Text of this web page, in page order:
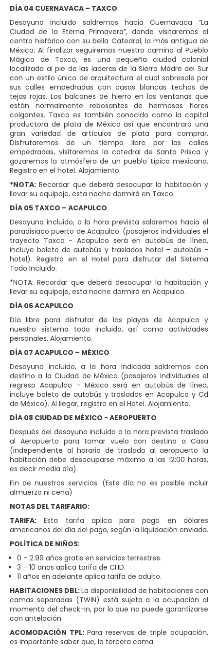
DÍA 04 CUERNAVACA – TAXCO
Desayuno incluido saldremos hacia Cuernavaca “La
Ciudad de la Eterna Primavera”, donde visitaremos el
centro histórico con su bella Catedral, la más antigua de
México; Al finalizar seguiremos nuestro camino al Pueblo
Mágico de Taxco, es una pequeña ciudad colonial
localizada al pie de las laderas de la Sierra Madre del Sur
con un estilo único de arquitectura el cual sobresale por
sus calles empedradas con casas blancas techos de
tejas rojas. Los balcones de hierro en las ventanas que
están normalmente rebosantes de hermosas flores
colgantes. Taxco es también conocido como la capital
productora de plata de México así que encontrará una
gran variedad de artículos de plata para comprar.
Disfrutaremos de un tiempo libre por las calles
empedradas, visitaremos la catedral de Santa Prisca y
gozaremos la atmósfera de un pueblo típico mexicano.
Registro en el hotel. Alojamiento.
*NOTA: Recordar que deberá desocupar la habitación y
llevar su equipaje, esta noche dormirá en Taxco.
DÍA 05 TAXCO – ACAPULCO
Desayuno incluido, a la hora prevista saldremos hacia el
paradisiaco puerto de Acapulco. (pasajeros individuales el
trayecto Taxco - Acapulco será en autobús de línea,
incluye boleto de autobús y traslados hotel – autobús -
hotel). Registro en el Hotel para disfrutar del Sistema
Todo Incluido.
*NOTA: Recordar que deberá desocupar la habitación y
llevar su equipaje, esta noche dormirá en Acapulco.
DÍA 06 ACAPULCO
Día libre para disfrutar de las playas de Acapulco y
nuestro sistema todo incluido, así como actividades
personales. Alojamiento.
DÍA 07 ACAPULCO – MÉXICO
Desayuno incluido, a la hora indicada saldremos con
destino a la Ciudad de México (pasajeros individuales el
regreso Acapulco – México será en autobús de línea,
incluye boleto de autobús y traslados en Acapulco y Cd
de México). Al llegar, registro en el Hotel. Alojamiento.
DÍA 08 CIUDAD DE MÉXICO - AEROPUERTO
Después del desayuno incluido a la hora prevista traslado
al Aeropuerto para tomar vuelo con destino a Casa
(independiente al horario de traslado al aeropuerto la
habitación debe desocuparse máximo a las 12:00 horas,
es decir media día).
Fin de nuestros servicios. (Este día no es posible incluir
almuerzo ni cena)
NOTAS DEL TARIFARIO:
TARIFA: Esta tarifa aplica para pago en dólares
americanos del día del pago, según la liquidación enviada.
POLÍTICA DE NIÑOS:
0 – 2.99 años gratis en servicios terrestres.
3 – 10 años aplica tarifa de CHD.
11 años en adelante aplica tarifa de adulto.
HABITACIONES DBL:La disponibilidad de habitaciones con
camas separadas (TWIN) está sujeta a la ocupación al
momento del check-in, por lo que no puede garantizarse
con antelación.
ACOMODACIÓN TPL: Para reservas de triple ocupación,
es importante saber que, la tercera cama